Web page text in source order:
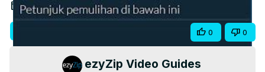
Video
Dec 22, 2025
0 0
ezyZip Video Guides